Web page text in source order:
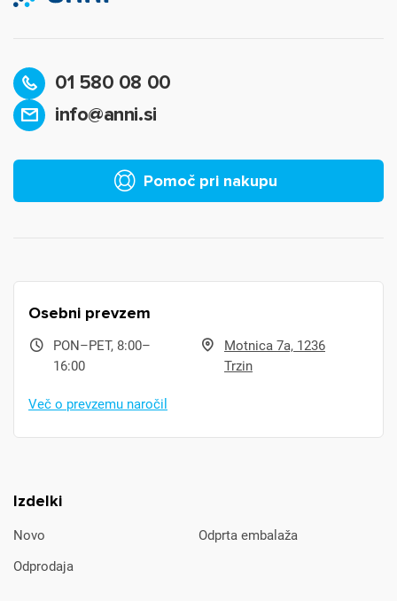
01 580 08 00
info@anni.si
Pomoč pri nakupu
Izdelki
Novo
Odprta embalaža
Odprodaja
Osebni prevzem
PON–PET, 8:00–
16:00
Motnica 7a, 1236
Trzin
Več o prevzemu naročil
Prijava
Za dodajanje na seznam želja morate biti prijavljeni.